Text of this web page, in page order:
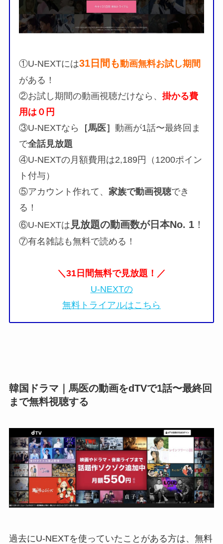
①U-NEXTには31日間も動画無料お試し期間
がある！
②お試し期間の動画視聴だけなら、 掛かる費
用は０円
③U-NEXTなら
［馬医］ 動画が1話〜最終回ま
で全話見放題
④U-NEXTの月額費用は2,189円（1200ポイン
ト付与）
⑤アカウント作れて、 家族で動画視聴でき
る！
⑥U-NEXTは 見放題の動画数が日本No. 1！
⑦有名雑誌も無料で読める！
＼31日間無料で見放題！／
U-NEXTの
無料トライアルはこちら
韓国ドラマ｜馬医の動画をdTVで1話〜最終回
まで無料視聴する
過去にU-NEXTを使っていたことがある方は、無料